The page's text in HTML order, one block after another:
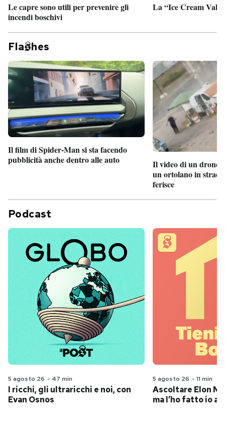
Le capre sono utili per prevenire gli
incendi boschivi
La “Ice Cream
Fla hes
Il film di Spider-Man si sta facendo
pubblicità anche dentro alle auto
Il video di un drone
un ortolano in
ferisce
Podcast
5 agosto 26 - 47 min
I ricchi, gli ultraricchi e noi, con
Evan Osnos
5 agosto 26 - 11 min
Ascoltare Elon
ma l’ho fatto io